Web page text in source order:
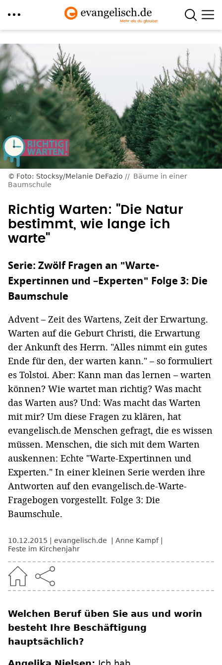
zum
Inhalt
Foto: Stocksy/Melanie DeFazio
Bäume in einer
Baumschule
Richtig Warten: "Die Natur
bestimmt, wie lange ich
warte"
Serie: Zwölf Fragen an "Warte-
Expertinnen und –Experten" Folge 3: Die
Baumschule
Advent – Zeit des Wartens, Zeit der Erwartung.
Warten auf die Geburt Christi, die Erwartung
der Ankunft des Herrn. "Alles nimmt ein gutes
Ende für den, der warten kann." – so formuliert
es Tolstoi. Aber: Kann man das lernen – warten
können? Wie wartet man richtig? Was macht
das Warten aus? Und: Was macht das Warten
mit mir? Um diese Fragen zu klären, hat
evangelisch.de Menschen gefragt, die es wissen
müssen. Menschen, die sich mit dem Warten
auskennen: Echte "Warte-Expertinnen und
Experten." In einer kleinen Serie werden ihre
Antworten auf den evangelisch.de-Warte-
Fragebogen vorgestellt. Folge 3: Die
Baumschule.
10.12.2015 evangelisch.de
Anne Kampf
Feste im Kirchenjahr
Welchen Beruf üben Sie aus und worin
besteht Ihre Beschäftigung
hauptsächlich?